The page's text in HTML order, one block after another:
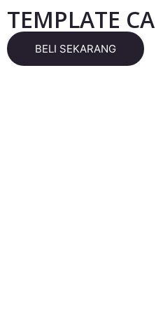
TEMPLATE
BELI SEKARANG